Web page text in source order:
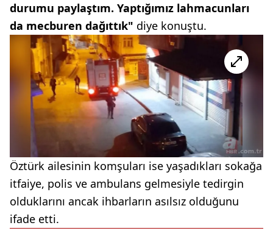
durumu paylaştım. Yaptığımız lahmacunları
da mecburen dağıttık" diye konuştu.
Öztürk ailesinin komşuları ise yaşadıkları sokağa
itfaiye, polis ve ambulans gelmesiyle tedirgin
olduklarını ancak ihbarların asılsız olduğunu
ifade etti.